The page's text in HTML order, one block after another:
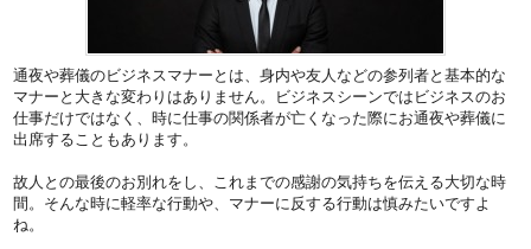
通夜や葬儀のビジネスマナーとは、身内や友人などの参列者と基本的な
マナーと大きな変わりはありません。ビジネスシーンではビジネスのお
仕事だけではなく、時に仕事の関係者が亡くなった際にお通夜や葬儀に
出席することもあります。
故人との最後のお別れをし、これまでの感謝の気持ちを伝える大切な時
間。そんな時に軽率な行動や、マナーに反する行動は慎みたいですよ
ね。